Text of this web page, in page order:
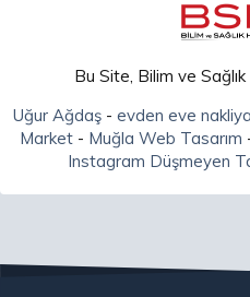
Bu Site, Bilim ve
Uğur Ağdaş- evden eve
Market - Muğla Web Tasarım
Instagram Düşmeyen